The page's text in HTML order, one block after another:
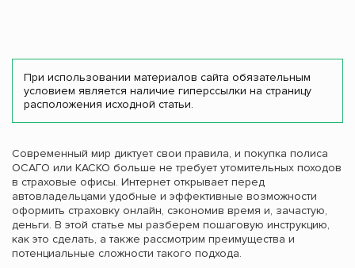
При использовании материалов сайта обязательным
условием является наличие гиперссылки на страницу
расположения исходной статьи.
Современный мир диктует свои правила, и покупка полиса
ОСАГО или КАСКО больше не требует утомительных походов
в страховые офисы. Интернет открывает перед
автовладельцами удобные и эффективные возможности
оформить страховку онлайн, сэкономив время и, зачастую,
деньги. В этой статье мы разберем пошаговую инструкцию,
как это сделать, а также рассмотрим преимущества и
потенциальные сложности такого подхода.